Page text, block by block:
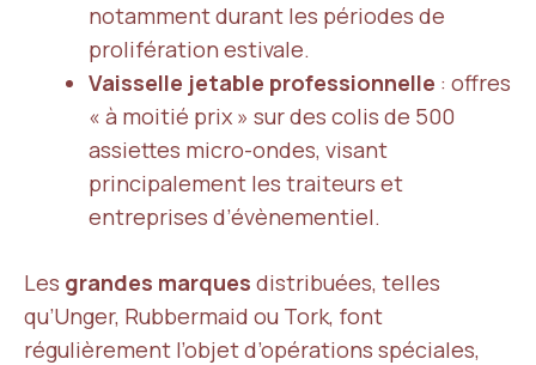
notamment durant les périodes de
prolifération estivale.
Vaisselle jetable professionnelle : offres
« à moitié prix » sur des colis de 500
assiettes micro-ondes, visant
principalement les traiteurs et
entreprises d’évènementiel.
Les grandes marques distribuées, telles
qu’Unger, Rubbermaid ou Tork, font
régulièrement l’objet d’opérations spéciales,